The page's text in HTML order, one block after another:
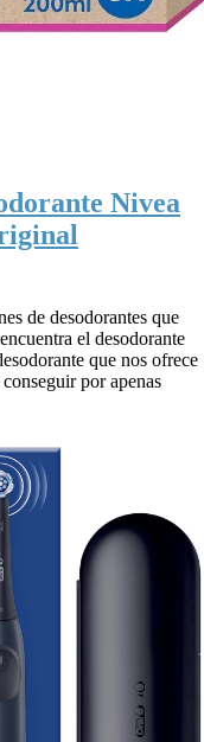
Nivea
de desodorantes que
el desodorante
que nos ofrece
por apenas